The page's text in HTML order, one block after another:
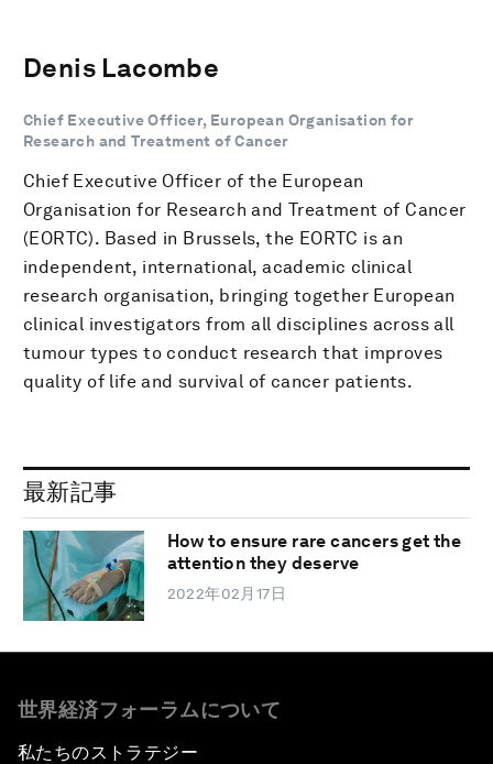
Denis Lacombe
Chief Executive Officer, European Organisation for
Research and Treatment of Cancer
Chief Executive Officer of the European
Organisation for Research and Treatment of Cancer
(EORTC). Based in Brussels, the EORTC is an
independent, international, academic clinical
research organisation, bringing together European
clinical investigators from all disciplines across all
tumour types to conduct research that improves
quality of life and survival of cancer patients.
最新記事
How to ensure rare cancers get the
attention they deserve
2022年02月17日
世界経済フォーラムについて
私たちのストラテジー